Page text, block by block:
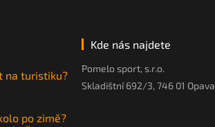
na turistiku?
po zimě?
Kde nás najdete
Pomelo sport, s.r.o.
Skladištní 692/3, 746 01 Opava